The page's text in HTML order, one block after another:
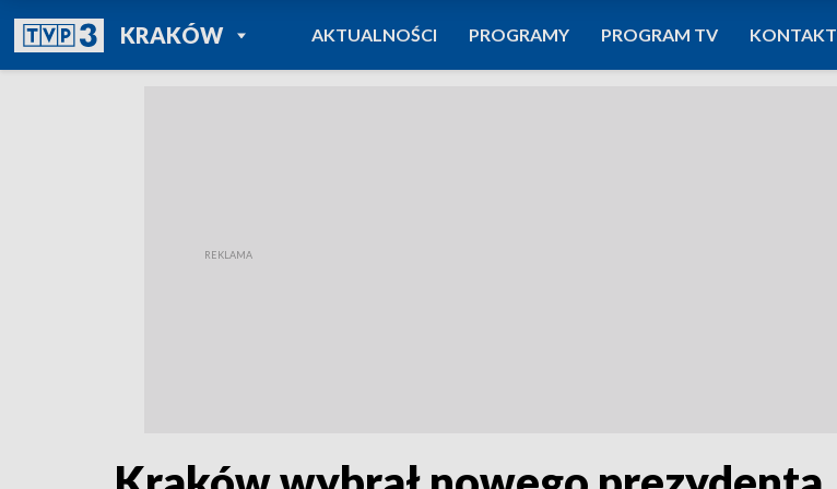
KRAKÓWPOWRÓT DO
TVP REGIONY
AKTUALNOŚCI PROGRAMY PROGRAM TV KONTAKT